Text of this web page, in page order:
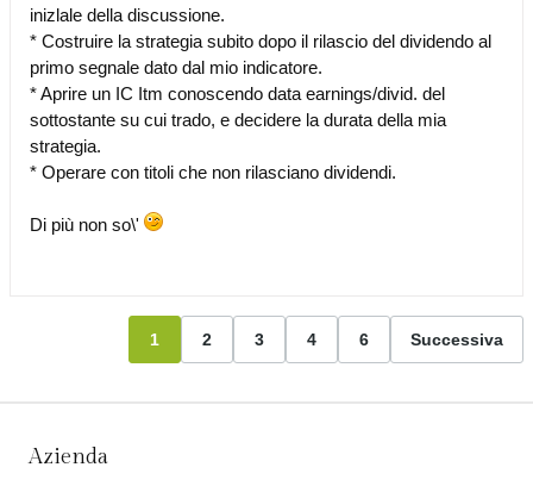
inizlale della discussione.
* Costruire la strategia subito dopo il rilascio del dividendo al
primo segnale dato dal mio indicatore.
* Aprire un IC Itm conoscendo data earnings/divid. del
sottostante su cui trado, e decidere la durata della mia
strategia.
* Operare con titoli che non rilasciano dividendi.
Di più non so\'
1 2 3 4 6 Successiva
Azienda